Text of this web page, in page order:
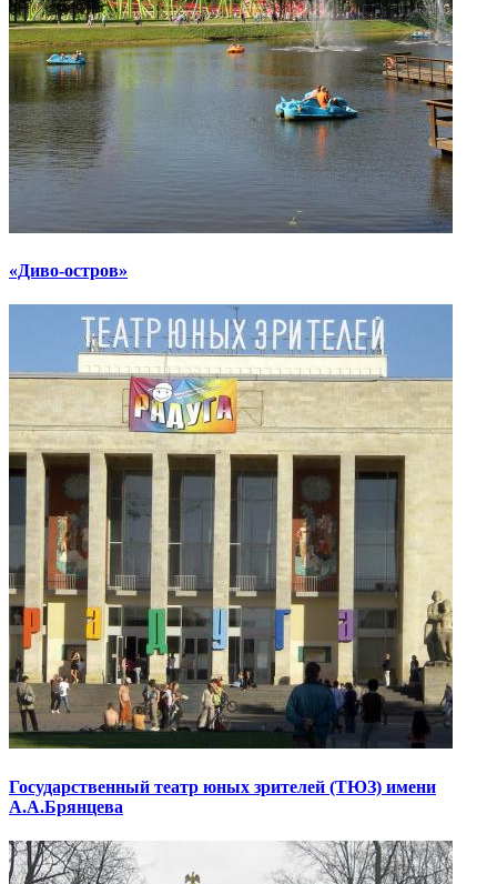
«Диво-остров»
Государственный театр юных зрителей (ТЮЗ) имени
А.А.Брянцева